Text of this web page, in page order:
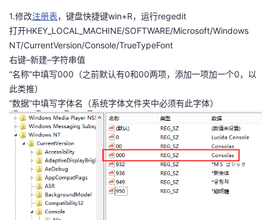
程
认
的
验
我
收
藏
支
持
声
建
议
1.修改注册表，键盘快捷键win+R，运行regedit
打开HKEY_LOCAL_MACHINE/SOFTWARE/Microsoft/Windows
NT/CurrentVersion/Console/TrueTypeFont
右键–新建–字符串值
“名称”中填写000（之前默认有0和00两项，添加一项加一个0，以
此类推）
“数据”中填写字体名（系统字体文件夹中必须有此字体）